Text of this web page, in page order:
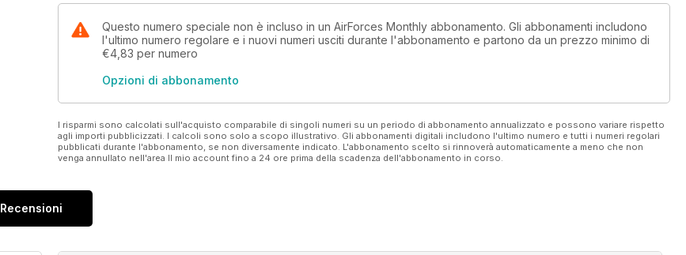
Questo numero speciale non è incluso in un AirForces Monthly abbonamento. Gli abbonamenti includono
l'ultimo numero regolare e i nuovi numeri usciti durante l'abbonamento e partono da un prezzo minimo di
€4,83 per numero
Opzioni di abbonamento
I risparmi sono calcolati sull'acquisto comparabile di singoli numeri su un periodo di abbonamento annualizzato e possono variare rispetto
agli importi pubblicizzati. I calcoli sono solo a scopo illustrativo. Gli abbonamenti digitali includono l'ultimo numero e tutti i numeri regolari
pubblicati durante l'abbonamento, se non diversamente indicato. L'abbonamento scelto si rinnoverà automaticamente a meno che non
venga annullato nell'area Il mio account fino a 24 ore prima della scadenza dell'abbonamento in corso.
Recensioni